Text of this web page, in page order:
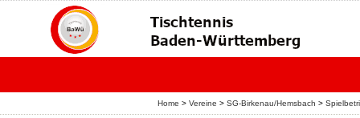
Home > Vereine > SG-Birkenau/Hemsbach >